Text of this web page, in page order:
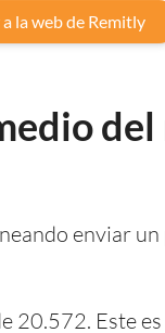
a la web de Remitly
enviar
20.572. Este